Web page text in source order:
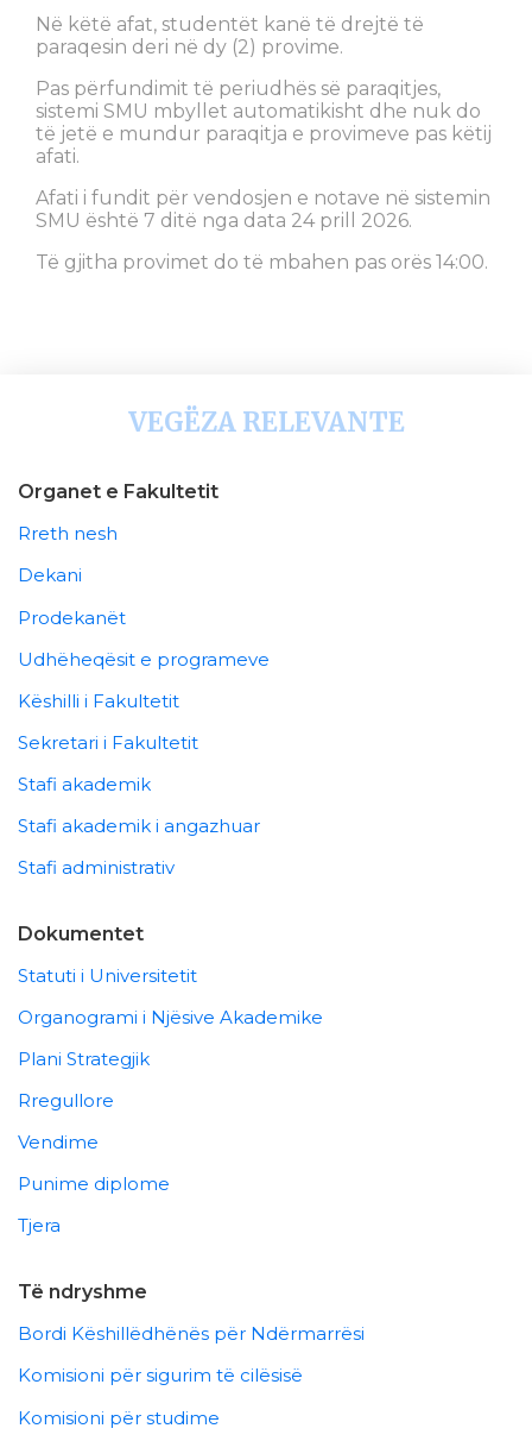
Në këtë afat, studentët kanë të drejtë të
paraqesin deri në dy (2) provime.
Pas përfundimit të periudhës së paraqitjes,
sistemi SMU mbyllet automatikisht dhe nuk do
të jetë e mundur paraqitja e provimeve pas këtij
afati.
Afati i fundit për vendosjen e notave në sistemin
SMU është 7 ditë nga data 24 prill 2026.
Të gjitha provimet do të mbahen pas orës 14:00.
VEGËZA RELEVANTE
Organet e Fakultetit
Rreth nesh
Dekani
Prodekanët
Udhëheqësit e programeve
Këshilli i Fakultetit
Sekretari i Fakultetit
Stafi akademik
Stafi akademik i angazhuar
Stafi administrativ
Dokumentet
Statuti i Universitetit
Organogrami i Njësive Akademike
Plani Strategjik
Rregullore
Vendime
Punime diplome
Tjera
Të ndryshme
Bordi Këshillëdhënës për Ndërmarrësi
Komisioni për sigurim të cilësisë
Komisioni për studime